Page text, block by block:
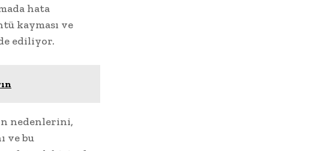
hata
kayması ve
ediliyor.
nedenlerini,
ve bu